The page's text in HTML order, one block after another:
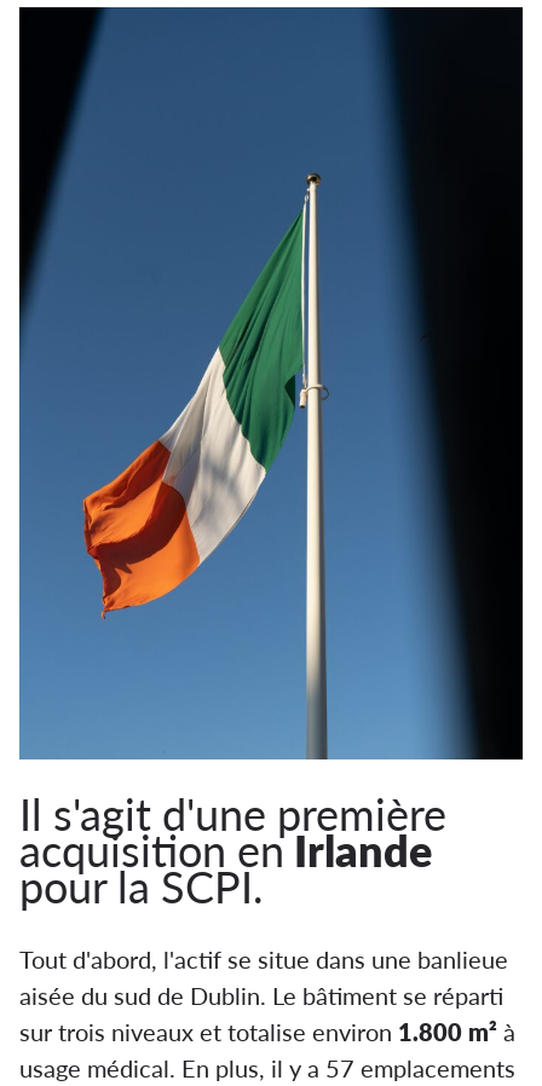
Il s'agit d'une première
acquisition en Irlande
pour la SCPI.
Tout d'abord, l'actif se situe dans une banlieue
aisée du sud de Dublin. Le bâtiment se réparti
sur trois niveaux et totalise environ 1.800 m² à
usage médical. En plus, il y a 57 emplacements